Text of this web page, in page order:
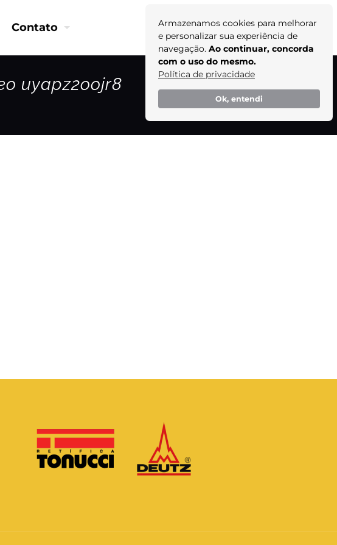
Armazenamos cookies para melhorar
e personalizar sua experiência de
navegação. Ao continuar, concorda
com o uso do mesmo.
Política de privacidade
Ok, entendi
Contato Orçamento
uyapz2oojr8